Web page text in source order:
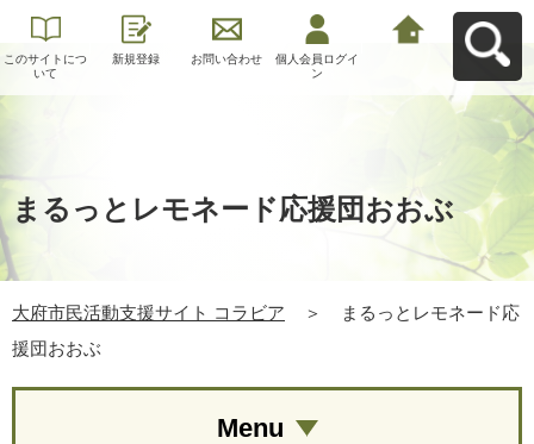
このサイトにつ
いて
新規登録 お問い合わせ
個人会員ログイ
ン
まるっとレモネード応援団おおぶ
大府市民活動支援サイト コラビア ＞
まるっとレモネード応
援団おおぶ
Menu